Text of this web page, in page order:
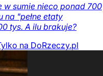
w sumie nieco ponad 700
na "pełne etaty
tys. A ilu brakuje?
na DoRzeczy.pl